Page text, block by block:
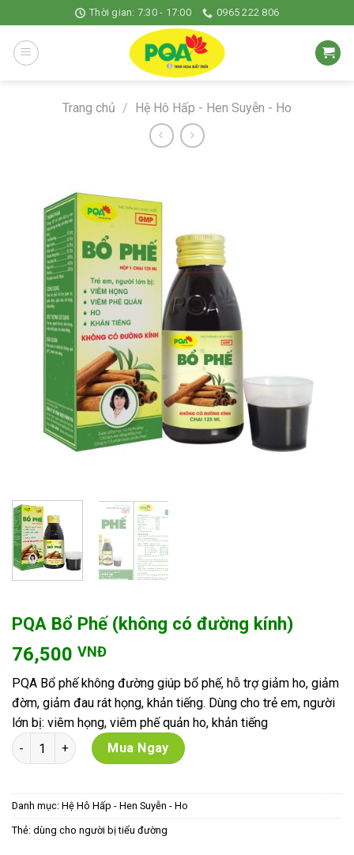
to
content
Thời gian: 7:30 - 17:00 0965 222 806
Trang chủ / Hệ Hô Hấp - Hen Suyễn - Ho
PQA Bổ Phế (không có đường kính)
76,500 VNĐ
PQA Bổ phế không đường giúp bổ phế, hỗ trợ giảm ho, giảm
đờm, giảm đau rát họng, khản tiếng. Dùng cho trẻ em, người
lớn bị: viêm họng, viêm phế quản ho, khản tiếng
PQA Bổ Phế (không có đường kính) số lượng
Mua Ngay
Danh mục: Hệ Hô Hấp - Hen Suyễn - Ho
Thẻ: dùng cho người bị tiểu đường